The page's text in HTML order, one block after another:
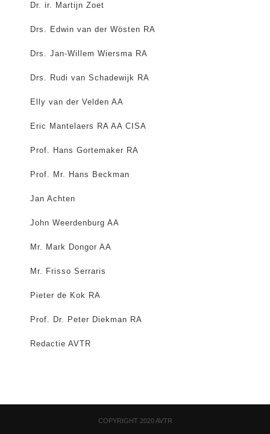
Dr. ir. Martijn Zoet
Drs. Edwin van der Wösten RA
Drs. Jan-Willem Wiersma RA
Drs. Rudi van Schadewijk RA
Elly van der Velden AA
Eric Mantelaers RA AA CISA
Prof. Hans Gortemaker RA
Prof. Mr. Hans Beckman
Jan Achten
John Weerdenburg AA
Mr. Mark Dongor AA
Mr. Frisso Serraris
Pieter de Kok RA
Prof. Dr. Peter Diekman RA
Redactie AVTR
COPYRIGHT 2020 AVTR